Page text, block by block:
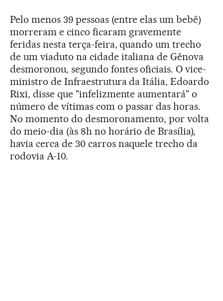
Pelo menos 39 pessoas (entre elas um bebê)
morreram e cinco ficaram gravemente
feridas nesta terça-feira, quando um trecho
de um viaduto na cidade italiana de Gênova
desmoronou, segundo fontes oficiais. O vice-
ministro de Infraestrutura da Itália, Edoardo
Rixi, disse que "infelizmente aumentará" o
número de vítimas com o passar das horas.
No momento do desmoronamento, por volta
do meio-dia (às 8h no horário de Brasília),
havia cerca de 30 carros naquele trecho da
rodovia A-10.